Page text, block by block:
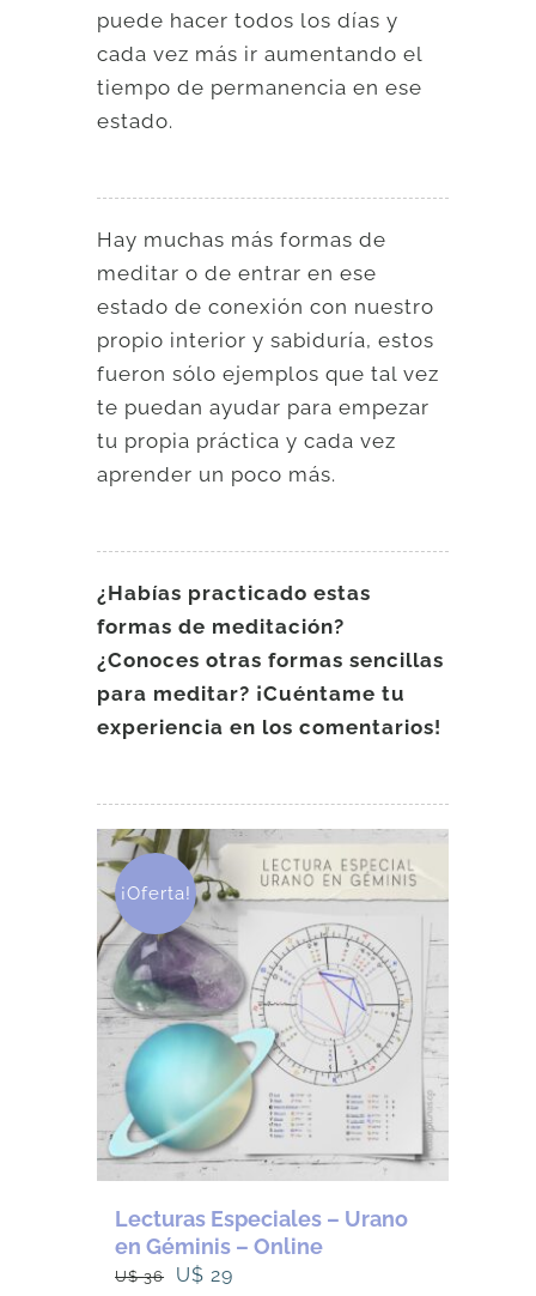
puede hacer todos los días y
cada vez más ir aumentando el
tiempo de permanencia en ese
estado.
Hay muchas más formas de
meditar o de entrar en ese
estado de conexión con nuestro
propio interior y sabiduría, estos
fueron sólo ejemplos que tal vez
te puedan ayudar para empezar
tu propia práctica y cada vez
aprender un poco más.
¿Habías practicado estas
formas de meditación?
¿Conoces otras formas sencillas
para meditar? ¡Cuéntame tu
experiencia en los comentarios!
¡Oferta!
Lecturas Especiales – Urano
en Géminis – Online
U$36
El
U$ 29